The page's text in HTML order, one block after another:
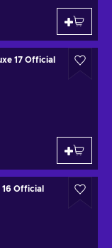
17 Official
16 Official